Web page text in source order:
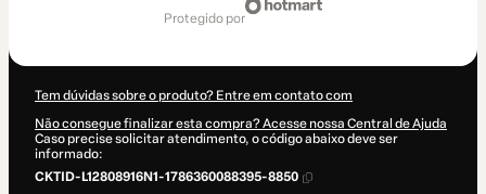
protegido por
Tem dúvidas sobre o produto? Entre em contato com
Não consegue finalizar esta compra? Acesse nossa Central de Ajuda
Caso precise solicitar atendimento, o código abaixo deve ser
informado:
CKTID-L12808916N1-1786360088395-8850